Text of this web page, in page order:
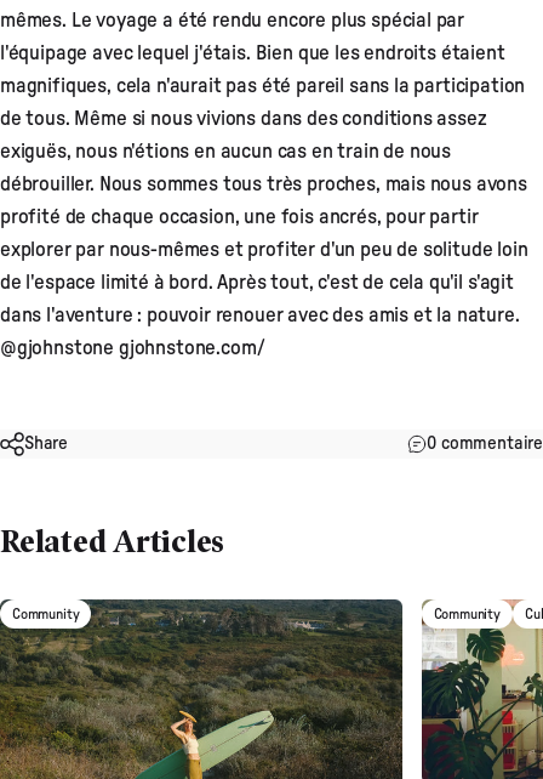
mêmes. Le voyage a été rendu encore plus spécial par
l'équipage avec lequel j'étais. Bien que les endroits étaient
magnifiques, cela n'aurait pas été pareil sans la participation
de tous. Même si nous vivions dans des conditions assez
exiguës, nous n'étions en aucun cas en train de nous
débrouiller. Nous sommes tous très proches, mais nous avons
profité de chaque occasion, une fois ancrés, pour partir
explorer par nous-mêmes et profiter d'un peu de solitude loin
de l'espace limité à bord. Après tout, c'est de cela qu'il s'agit
dans l'aventure : pouvoir renouer avec des amis et la nature.
@gjohnstone gjohnstone.com/
Share 0 commentaire
Related Articles
Community Community